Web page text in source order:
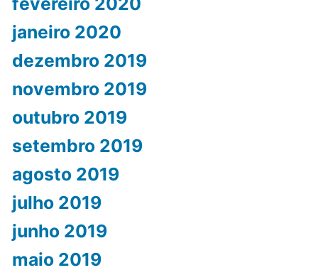
janeiro 2020
dezembro 2019
novembro 2019
outubro 2019
setembro 2019
agosto 2019
julho 2019
junho 2019
maio 2019